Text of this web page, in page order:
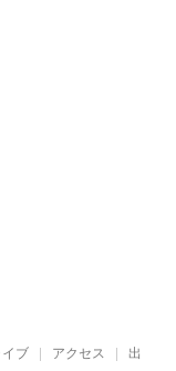
ブ アクセス
出